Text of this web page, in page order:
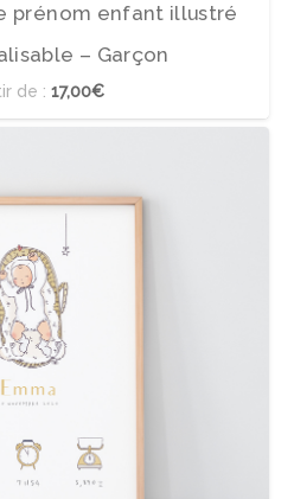
prénom enfant illustré
– Garçon
de : 17,00€